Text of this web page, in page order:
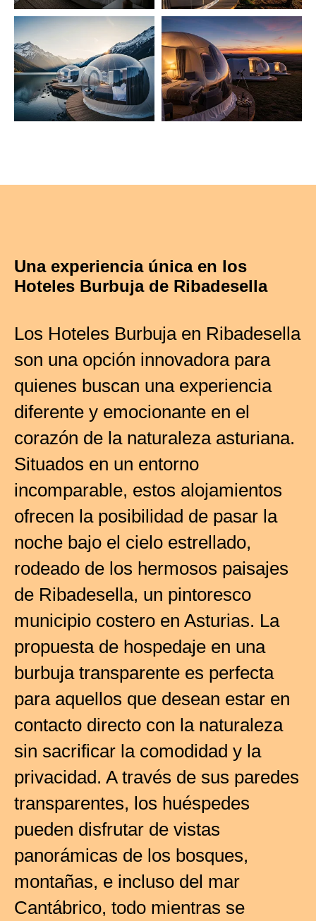
Una experiencia única en los
Hoteles Burbuja de Ribadesella
Los Hoteles Burbuja en Ribadesella
son una opción innovadora para
quienes buscan una experiencia
diferente y emocionante en el
corazón de la naturaleza asturiana.
Situados en un entorno
incomparable, estos alojamientos
ofrecen la posibilidad de pasar la
noche bajo el cielo estrellado,
rodeado de los hermosos paisajes
de Ribadesella, un pintoresco
municipio costero en Asturias. La
propuesta de hospedaje en una
burbuja transparente es perfecta
para aquellos que desean estar en
contacto directo con la naturaleza
sin sacrificar la comodidad y la
privacidad. A través de sus paredes
transparentes, los huéspedes
pueden disfrutar de vistas
panorámicas de los bosques,
montañas, e incluso del mar
Cantábrico, todo mientras se